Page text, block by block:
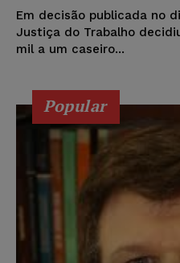
Em decisão publicada no
Justiça do Trabalho
mil a um caseiro...
Popular